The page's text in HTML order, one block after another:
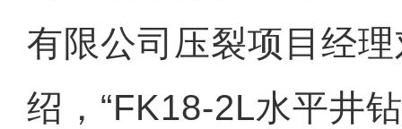
有限公司压裂项目经
绍，“FK18-2L水平井